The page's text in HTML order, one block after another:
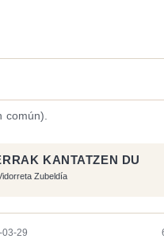
KANTATZEN DU
Zubeldía
03-29